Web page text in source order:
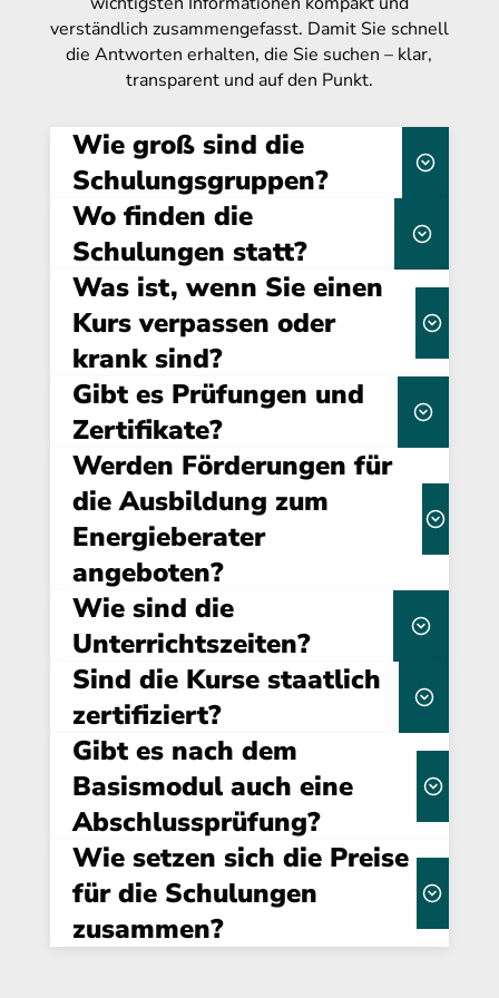
verständlich zusammengefasst. Damit Sie schnell
die Antworten erhalten, die Sie suchen – klar,
transparent und auf den Punkt.
Wie groß sind die
Schulungsgruppen?
Wo finden die
Schulungen statt?
online
Kursbeschreibung
Was ist, wenn Sie einen
Kurs verpassen oder
krank sind?
verpflichtend
Lerninhalt
zur Verfügung
Selbststudium
Wissensabfrage zu überprüfen
Gebühr von 75,00 € (inkl. MwSt.) an.
Gibt es Prüfungen und
Zertifikate?
Abschluss des Lehrgangs
Abschlussprüfung
wird diese entweder direkt
durch Campus-EW oder durch eine externe
Institution
Werden Förderungen für
die Ausbildung zum
Energieberater
angeboten?
unserer Förderseite.
Wie sind die
Unterrichtszeiten?
09:00 Uhr
ausreichend Pausen
Mittags- und zwei kurzen Kaffeepausen
Sind die Kurse staatlich
zertifiziert?
sind anerkannt und
berechtigen zur Eintragung
Energieeffizienz-
Expertenliste
Gibt es nach dem
Basismodul auch eine
Abschlussprüfung?
Wie setzen sich die Preise
für die Schulungen
zusammen?